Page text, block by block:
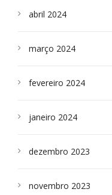
abril 2024
março 2024
fevereiro 2024
janeiro 2024
dezembro 2023
novembro 2023